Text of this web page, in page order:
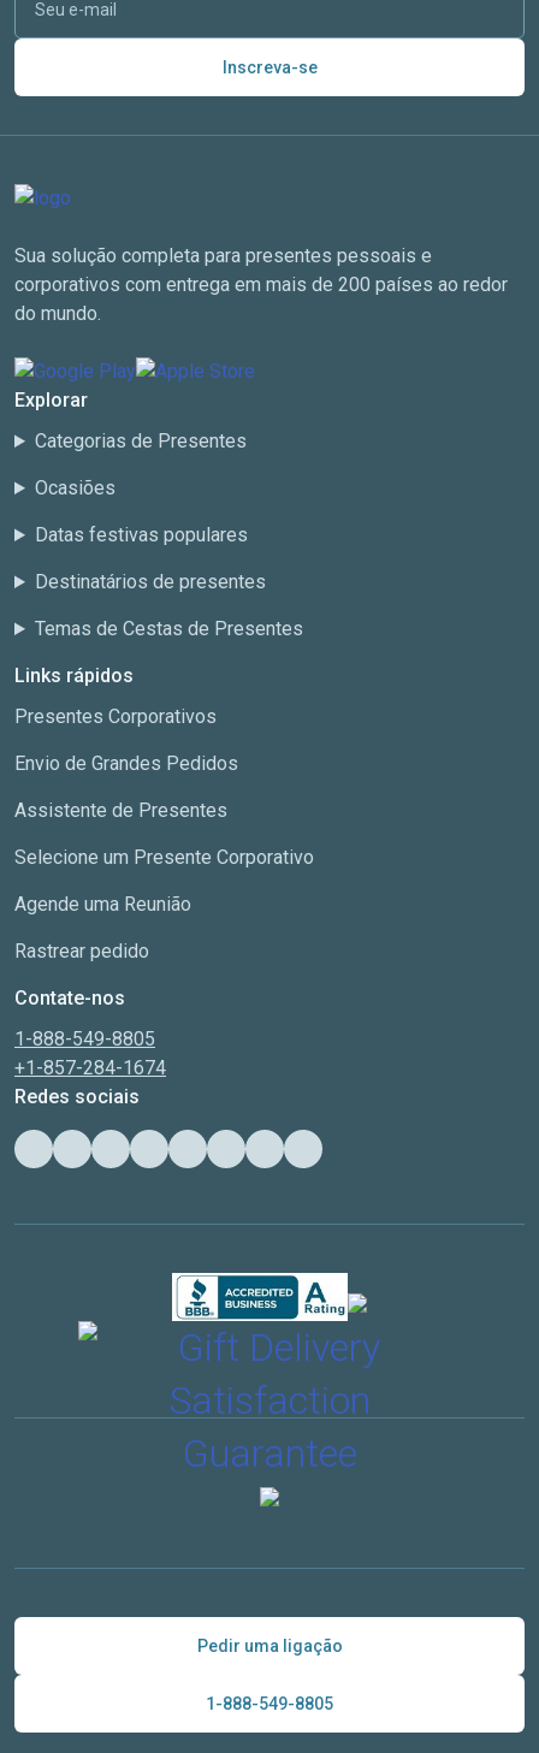
Inscreva-se
Sua solução completa para presentes pessoais e
corporativos com entrega em mais de 200 países ao redor
do mundo.
Explorar
Categorias de Presentes
Ocasiões
Datas festivas populares
Destinatários de presentes
Temas de Cestas de Presentes
Links rápidos
Presentes Corporativos
Envio de Grandes Pedidos
Assistente de Presentes
Selecione um Presente Corporativo
Agende uma Reunião
Rastrear pedido
Contate-nos
1-888-549-8805
+1-857-284-1674
Redes sociais
Pedir uma ligação
1-888-549-8805